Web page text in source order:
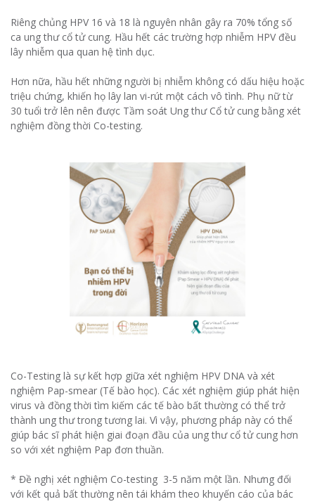
Riêng chủng HPV 16 và 18 là nguyên nhân gây ra 70% tổng số
ca ung thư cổ tử cung. Hầu hết các trường hợp nhiễm HPV đều
lây nhiễm qua quan hệ tình dục.
Hơn nữa, hầu hết những người bị nhiễm không có dấu hiệu hoặc
triệu chứng, khiến họ lây lan vi-rút một cách vô tình. Phụ nữ từ
30 tuổi trở lên nên được Tầm soát Ung thư Cổ tử cung bằng xét
nghiệm đồng thời Co-testing.
Co-Testing là sự kết hợp giữa xét nghiệm HPV DNA và xét
nghiệm Pap-smear (Tế bào học). Các xét nghiệm giúp phát hiện
virus và đồng thời tìm kiếm các tế bào bất thường có thể trở
thành ung thư trong tương lai. Vì vậy, phương pháp này có thể
giúp bác sĩ phát hiện giai đoạn đầu của ung thư cổ tử cung hơn
so với xét nghiệm Pap đơn thuần.
* Đề nghị xét nghiệm Co-testing 3-5 năm một lần. Nhưng đối
với kết quả bất thường nên tái khám theo khuyến cáo của bác